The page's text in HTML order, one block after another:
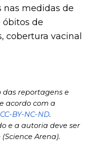
nas medidas de
de
cobertura vacinal
reportagens e
acordo com a
BY-NC-ND.
e a autoria deve ser
Arena).